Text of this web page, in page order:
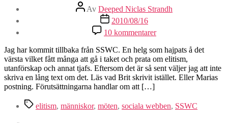
Inläggsförfattare
Av Deeped Niclas Strandh
Inläggsdatum
2010/08/16
10 kommentarertill
#sswc:
det
handlar
om
möten
Jag har kommit tillbaka från SSWC. En helg som hajpats å det
värsta vilket fått många att gå i taket och prata om elitism,
utanförskap och annat tjafs. Eftersom det är så sent väljer jag att inte
skriva en lång text om det. Läs vad Brit skrivit istället. Eller Marias
postning. Förutsättningarna handlar om att […]
Etiketter
elitism, människor, möten, sociala webben, SSWC